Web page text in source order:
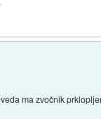
ma zvočnik